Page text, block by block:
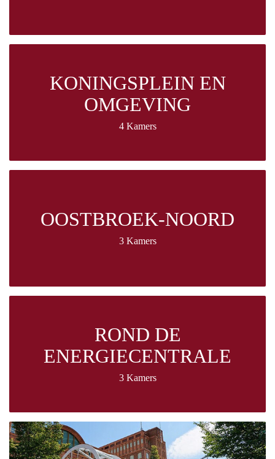
KONINGSPLEIN EN
OMGEVING
4 Kamers
OOSTBROEK-NOORD
3 Kamers
ROND DE
ENERGIECENTRALE
3 Kamers